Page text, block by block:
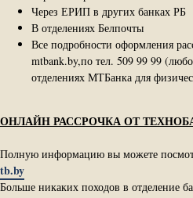
Через ЕРИП в других банках РБ
В отделениях Белпочты
Все подробности оформления
mtbank.by,по тел. 509 99 99
отделениях МТБанка для
ОНЛАЙН РАССРОЧКА ОТ
Полную информацию вы можете
tb.by
Больше никаких походов в отделение